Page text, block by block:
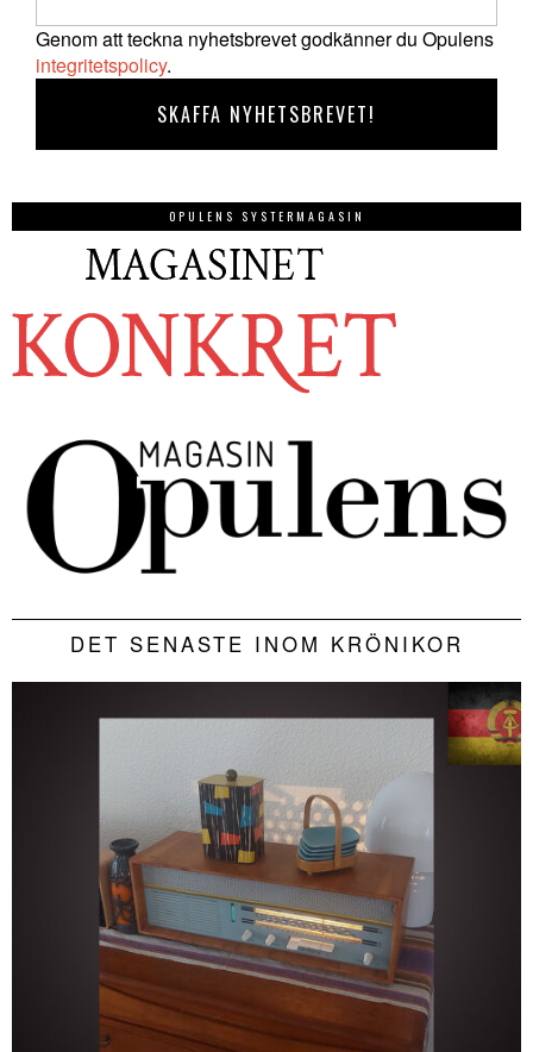
Genom att teckna nyhetsbrevet godkänner du Opulens
integritetspolicy.
OPULENS SYSTERMAGASIN
DET SENASTE INOM KRÖNIKOR